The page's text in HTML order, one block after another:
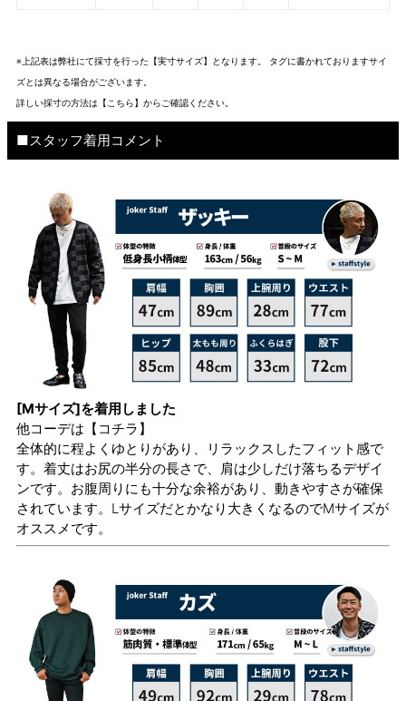
※上記表は弊社にて採寸を行った【実寸サイズ】となります。 タグに書かれておりますサイ
ズとは異なる場合がございます。
詳しい採寸の方法は 【こちら】から ご確認ください。
■スタッフ着用コメント
[Mサイズ]を着用しました
他コーデは 【コチラ】
全体的に程よくゆとりがあり、リラックスしたフィット感で
す。着丈はお尻の半分の長さで、肩は少しだけ落ちるデザイ
ンです。お腹周りにも十分な余裕があり、動きやすさが確保
されています。Lサイズだとかなり大きくなるのでMサイズが
オススメです。